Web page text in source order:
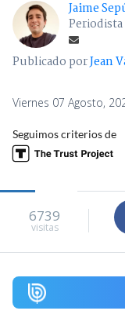
Jaime
Publicado porJean
Viernes 07 Agosto,
Seguimos criterios de
6739
visitas